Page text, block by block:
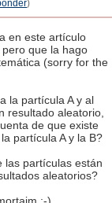
)
en este artículo
pero que la hago
(sorry for the
la partícula A y al
resultado aleatorio,
de que existe
partícula A y la B?
las partículas están
aleatorios?